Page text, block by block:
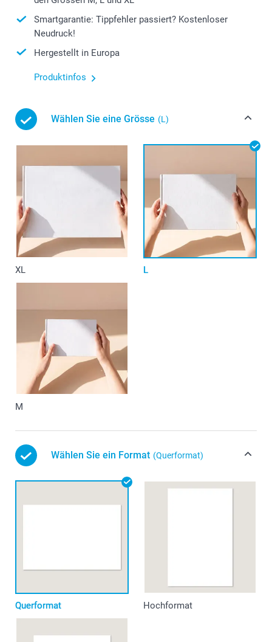
Smartgarantie: Tippfehler passiert? Kostenloser
Neudruck!
Hergestellt in Europa
Produktinfos
Wählen Sie eine Grösse (L)
XL L
M
Wählen Sie ein Format (Querformat)
Querformat Hochformat